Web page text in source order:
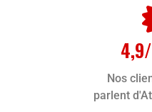
Nos
parlent